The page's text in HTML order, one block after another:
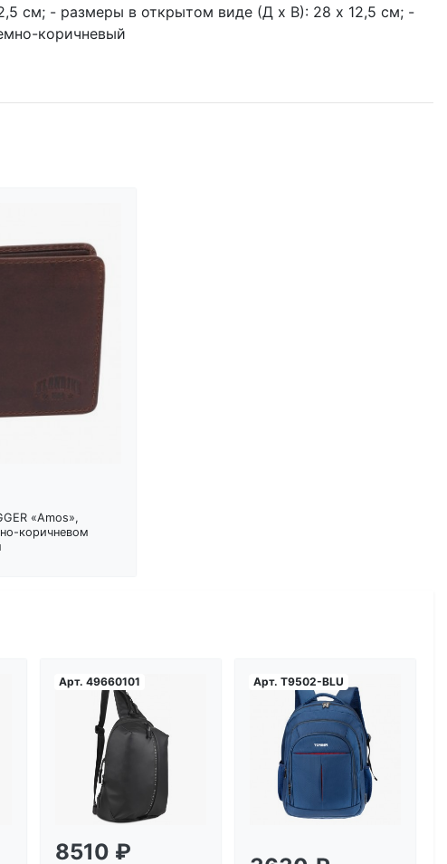
см; - размеры в открытом виде (Д x В): 28 x 12,5 см; -
коричневый
«Amos»,
коричневом
Арт. 49660101
Загрузка...
8510 ₽
Арт. T9502-BLU
Загрузка...